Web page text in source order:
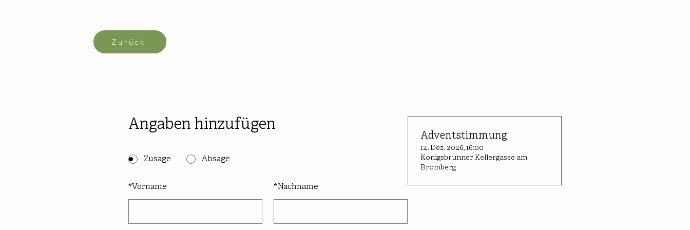
Zurück
Angaben hinzufügen
Zusage Absage
*Vorname *Nachname
Adventstimmung
12. Dez. 2026, 16:00
Königsbrunner Kellergasse am
Bromberg